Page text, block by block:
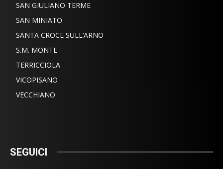
SAN GIULIANO TERME
SAN MINIATO
SANTA CROCE SULL’ARNO
S.M. MONTE
TERRICCIOLA
VICOPISANO
VECCHIANO
SEGUICI